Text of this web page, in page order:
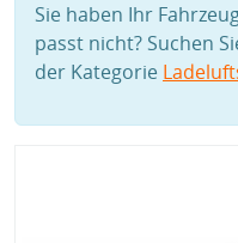
Sie haben Ihr
passt nicht? Suchen
der Kategorie